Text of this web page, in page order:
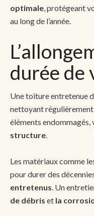
optimale , protégeant
au long de l’année.
durée de
Une toiture entretenue
nettoyant
éléments endommagés,
structure
Les matériaux comme
pour durer des
entretenus . Un
de débris et la